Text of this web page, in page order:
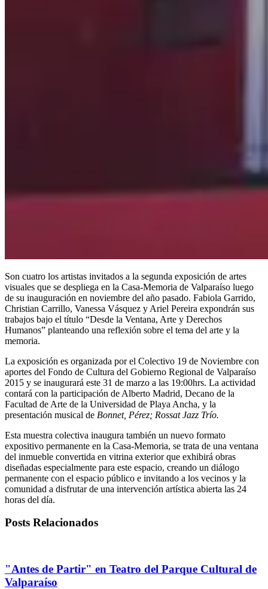
Son cuatro los artistas invitados a la segunda exposición de artes
visuales que se despliega en la Casa-Memoria de Valparaíso luego
de su inauguración en noviembre del año pasado. Fabiola Garrido,
Christian Carrillo, Vanessa Vásquez y Ariel Pereira expondrán sus
trabajos bajo el título “Desde la Ventana, Arte y Derechos
Humanos” planteando una reflexión sobre el tema del arte y la
memoria.
La exposición es organizada por el Colectivo 19 de Noviembre con
aportes del Fondo de Cultura del Gobierno Regional de Valparaíso
2015 y se inaugurará este 31 de marzo a las 19:00hrs. La actividad
contará con la participación de Alberto Madrid, Decano de la
Facultad de Arte de la Universidad de Playa Ancha, y la
presentación musical de Bonnet, Pérez; Rossat Jazz Trío.
Esta muestra colectiva inaugura también un nuevo formato
expositivo permanente en la Casa-Memoria, se trata de una ventana
del inmueble convertida en vitrina exterior que exhibirá obras
diseñadas especialmente para este espacio, creando un diálogo
permanente con el espacio público e invitando a los vecinos y la
comunidad a disfrutar de una intervención artística abierta las 24
horas del día.
Posts Relacionados
"Antes de Partir" en Teatro del Parque Cultural de
Valparaíso